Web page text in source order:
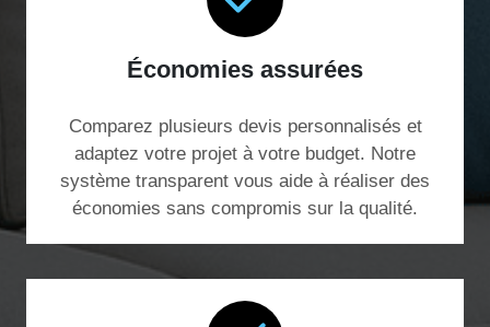
Économies assurées
Comparez plusieurs devis personnalisés et
adaptez votre projet à votre budget. Notre
système transparent vous aide à réaliser des
économies sans compromis sur la qualité.